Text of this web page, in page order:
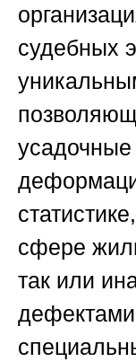
судебных
сфере
так или